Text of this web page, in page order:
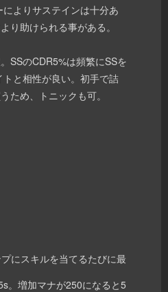
よりサステインは十分あ
り助けられる事がある。
SSのCDR5%は頻繁にSSを
と相性が良い。初手で詰
ため、トニックも可。
にスキルを当てるたびに最
。増加マナが250になると5